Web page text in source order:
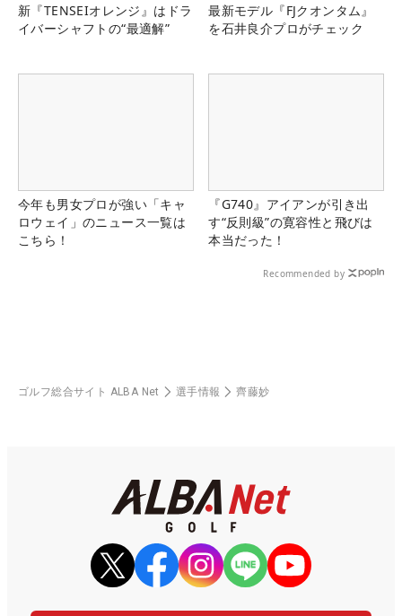
新『TENSEIオレンジ』はドラ
イバーシャフトの“最適解”
最新モデル『FJクオンタム』
を石井良介プロがチェック
今年も男女プロが強い「キャ
ロウェイ」のニュース一覧は
こちら！
『G740』アイアンが引き出
す“反則級”の寛容性と飛びは
本当だった！
Recommended by
ゴルフ総合サイト ALBA Net 選手情報 齊藤妙